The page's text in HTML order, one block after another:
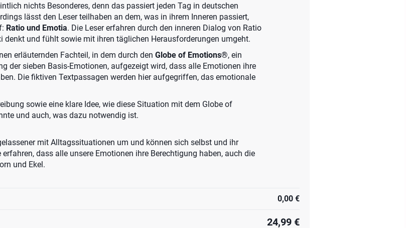
nichts Besonderes, denn das passiert jeden Tag in deutschen
lässt den Leser teilhaben an dem, was in ihrem Inneren passiert,
Ratio und Emotia. Die Leser erfahren durch den inneren Dialog von Ratio
denkt und fühlt sowie mit ihren täglichen Herausforderungen umgeht.
erläuternden Fachteil, in dem durch den Globe of Emotions®, ein
der sieben Basis-Emotionen, aufgezeigt wird, dass alle Emotionen ihre
Die fiktiven Textpassagen werden hier aufgegriffen, das emotionale
sowie eine klare Idee, wie diese Situation mit dem Globe of
und auch, was dazu notwendig ist.
mit Alltagssituationen um und können sich selbst und ihr
erfahren, dass alle unsere Emotionen ihre Berechtigung haben, auch die
und Ekel.
0,00 €
24,99 €